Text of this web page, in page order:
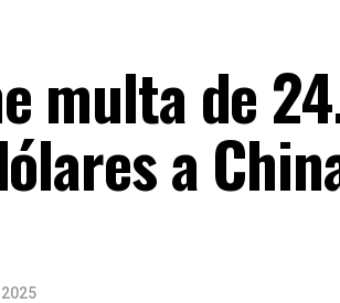
multa de
a